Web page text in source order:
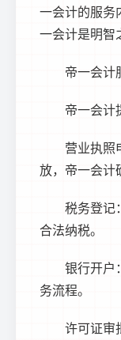
一会计的服务
一会计是明智
帝一会计
帝一会计
营业执照
放，帝一会计
税务登记
合法纳税。
银行开户
务流程。
许可证审